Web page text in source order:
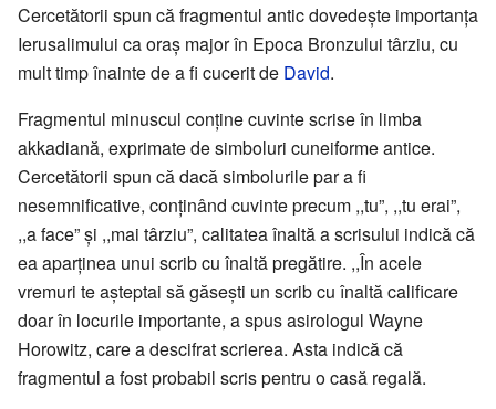
Cercetătorii spun că fragmentul antic dovedeşte importanţa
Ierusalimului ca oraş major în Epoca Bronzului târziu, cu
mult timp înainte de a fi cucerit de David.
Fragmentul minuscul conţine cuvinte scrise în limba
akkadiană, exprimate de simboluri cuneiforme antice.
Cercetătorii spun că dacă simbolurile par a fi
nesemnificative, conţinând cuvinte precum ,,tu”, ,,tu erai”,
,,a face” şi ,,mai târziu”, calitatea înaltă a scrisului indică că
ea aparţinea unui scrib cu înaltă pregătire. ,,În acele
vremuri te aşteptai să găseşti un scrib cu înaltă calificare
doar în locurile importante, a spus asirologul Wayne
Horowitz, care a descifrat scrierea. Asta indică că
fragmentul a fost probabil scris pentru o casă regală.